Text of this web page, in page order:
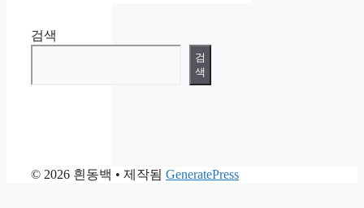
검색
검
색
© 2026 흰동백 • 제작됨 GeneratePress